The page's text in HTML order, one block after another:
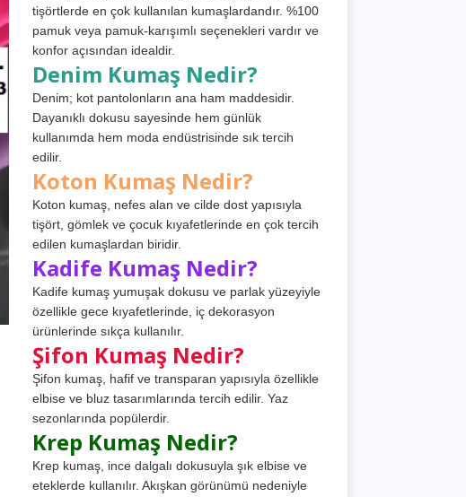
tişörtlerde en çok kullanılan kumaşlardandır. %100
pamuk veya pamuk-karışımlı seçenekleri vardır ve
konfor açısından idealdir.
Denim Kumaş Nedir?
Denim; kot pantolonların ana ham maddesidir.
Dayanıklı dokusu sayesinde hem günlük
kullanımda hem moda endüstrisinde sık tercih
edilir.
Koton Kumaş Nedir?
Koton kumaş, nefes alan ve cilde dost yapısıyla
tişört, gömlek ve çocuk kıyafetlerinde en çok tercih
edilen kumaşlardan biridir.
Kadife Kumaş Nedir?
Kadife kumaş yumuşak dokusu ve parlak yüzeyiyle
özellikle gece kıyafetlerinde, iç dekorasyon
ürünlerinde sıkça kullanılır.
Şifon Kumaş Nedir?
Şifon kumaş, hafif ve transparan yapısıyla özellikle
elbise ve bluz tasarımlarında tercih edilir. Yaz
sezonlarında popülerdir.
Krep Kumaş Nedir?
Krep kumaş, ince dalgalı dokusuyla şık elbise ve
eteklerde kullanılır. Akışkan görünümü nedeniyle